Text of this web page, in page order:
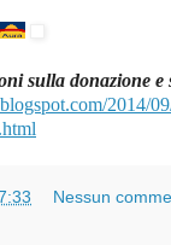
sulla donazione e
2014/
Nessun